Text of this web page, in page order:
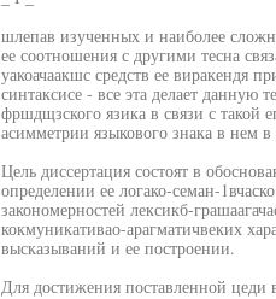
шлепав изученных и наиболее
ее соотношения с другими тесна
уакоачаакшс средств ее виракендя
синтаксисе - все эта делает данную
фршдщзского язика в связи с такой
асимметрии языкового знака в нем
Цель диссертация состоят в
определении ее логако-семан-
закономерностей лексикб-
кокмуникативао-арагматичвеких
высказываний и ее построении.
Для достижения поставленной